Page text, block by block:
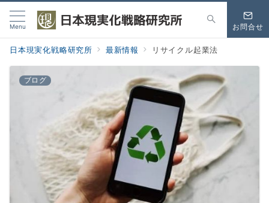
Menu お問合せ
日本現実化戦略研究所 最新情報 リサイクル起業法
ブログ